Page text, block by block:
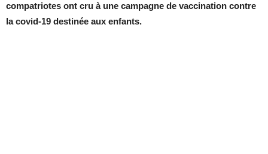
compatriotes ont cru à une campagne de vaccination contre
la covid-19 destinée aux enfants.